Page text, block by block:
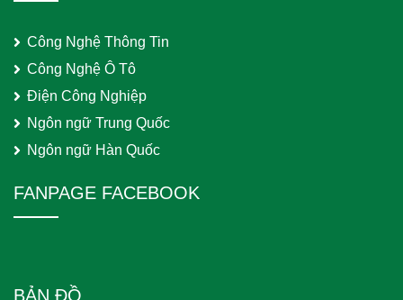
Công Nghệ Thông Tin
Công Nghệ Ô Tô
Điện Công Nghiệp
Ngôn ngữ Trung Quốc
Ngôn ngữ Hàn Quốc
FANPAGE FACEBOOK
BẢN ĐỒ